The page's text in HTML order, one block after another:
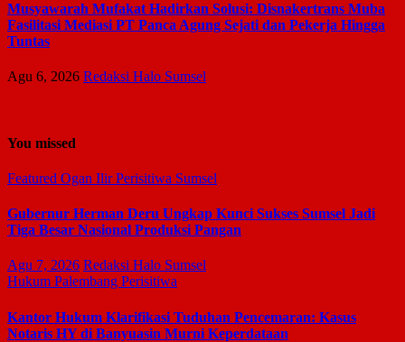
Musyawarah Mufakat Hadirkan Solusi: Disnakertrans Muba
Fasilitasi Mediasi PT Panca Agung Sejati dan Pekerja Hingga
Tuntas
Agu 6, 2026 Redaksi Halo Sumsel
You missed
Featured Ogan IlirPerisitiwa Sumsel
Gubernur Herman Deru Ungkap Kunci Sukses Sumsel Jadi
Tiga Besar Nasional Produksi Pangan
Agu 7, 2026 Redaksi Halo Sumsel
Hukum Palembang Perisitiwa
Kantor Hukum Klarifikasi Tuduhan Pencemaran: Kasus
Notaris HY di Banyuasin Murni Keperdataan